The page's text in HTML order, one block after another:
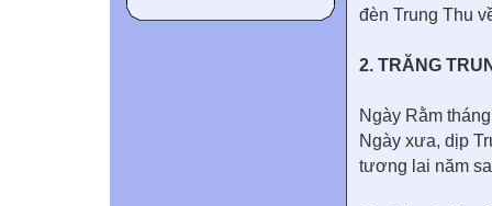
đèn Trung Thu
2. TRĂNG
Ngày Rằm
Ngày xưa, dịp
tương lai năm